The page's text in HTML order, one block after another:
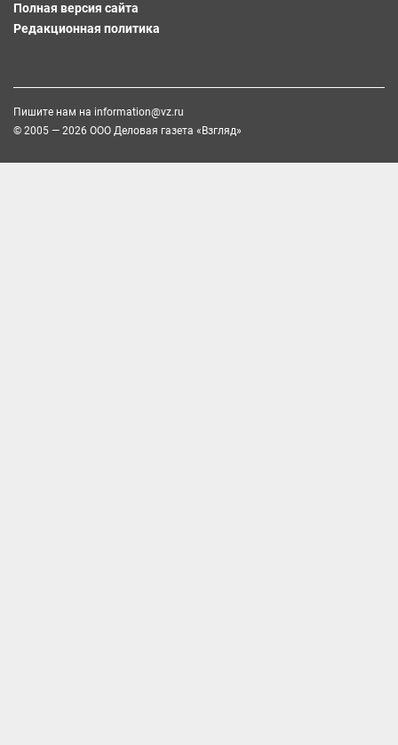
Полная версия сайта
Редакционная политика
Пишите нам на information@vz.ru
© 2005 — 2026 ООО Деловая газета «Взгляд»